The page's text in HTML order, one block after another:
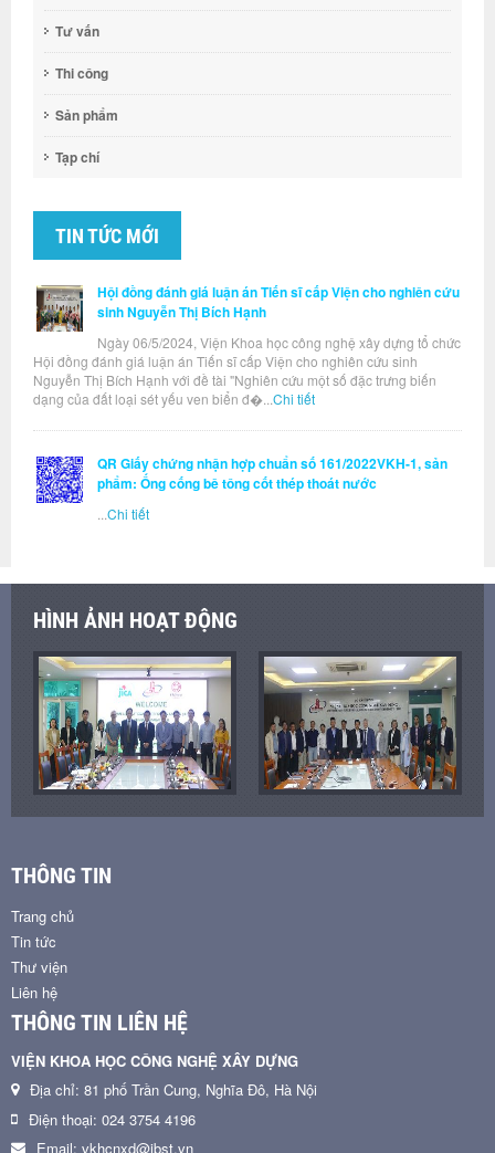
Tư vấn
Thi công
Sản phẩm
Tạp chí
TIN TỨC MỚI
Hội đồng đánh giá luận án Tiến sĩ cấp Viện cho nghiên cứu
sinh Nguyễn Thị Bích Hạnh
Ngày 06/5/2024, Viện Khoa học công nghệ xây dựng tổ chức
Hội đồng đánh giá luận án Tiến sĩ cấp Viện cho nghiên cứu sinh
Nguyễn Thị Bích Hạnh với đề tài "Nghiên cứu một số đặc trưng biến
dạng của đất loại sét yếu ven biển đ�... Chi tiết
QR Giấy chứng nhận hợp chuẩn số 161/2022VKH-1, sản
phẩm: Ống cống bê tông cốt thép thoát nước
Chi tiết
HÌNH ẢNH HOẠT ĐỘNG
THÔNG TIN
Trang chủ
Tin tức
Thư viện
Liên hệ
THÔNG TIN LIÊN HỆ
VIỆN KHOA HỌC CÔNG NGHỆ XÂY DỰNG
Địa chỉ: 81 phố Trần Cung, Nghĩa Đô, Hà Nội
Điện thoại: 024 3754 4196
Email: vkhcnxd@ibst.vn